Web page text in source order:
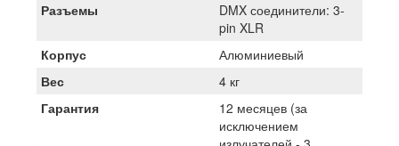
Разъемы
DMX соединители: 3-
pin XLR
Корпус
Алюминиевый
Вес
4 кг
Гарантия
12 месяцев (за
исключением